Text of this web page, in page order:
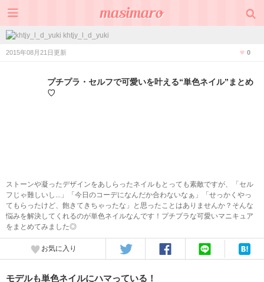
khtjy_l_d_yuki
2015年08月21日更新 0
プチプラ・セルフで可愛いを叶える“単色ネイル”まとめ
♡
ストーンや凝ったデザインをあしらったネイルもとっても素敵ですが、「セル
フじゃ難しいし...」「今日のコーデになんだか合わないなぁ」「せっかくやっ
てもらったけど、飽きてきちゃったな」と思ったことはありませんか？そんな
悩みを解決してくれるのが単色ネイルなんです！プチプラな可愛いマニキュア
をまとめてみました◎
お気に入り
モデルも単色ネイルにハマっている！